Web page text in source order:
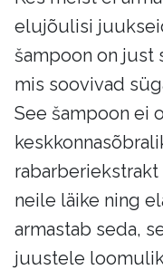
elujõulisi
šampoon on just
mis soovivad
See šampoon ei
neile läike ning
armastab seda,
juustele